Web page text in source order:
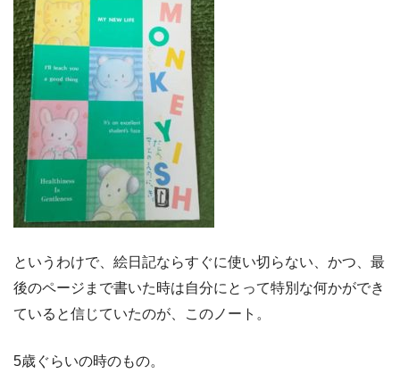
というわけで、絵日記ならすぐに使い切らない、かつ、最
後のページまで書いた時は自分にとって特別な何かができ
ていると信じていたのが、このノート。
5歳ぐらいの時のもの。